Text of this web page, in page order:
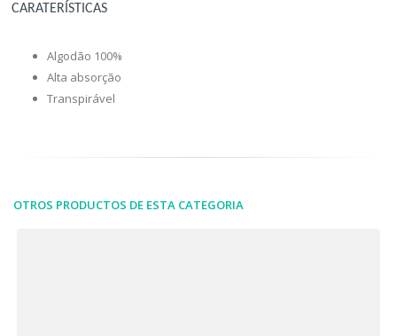
CARATERÍSTICAS
Algodão 100%
Alta absorção
Transpirável
OTROS PRODUCTOS DE ESTA CATEGORIA